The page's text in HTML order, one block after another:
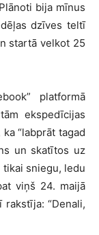
bija mīnus
dzīves teltī
startā velkot 25
platformā
ekspedīcijas
“labprāt tagad
un skatītos uz
tikai sniegu, ledu
viņš 24. maijā
“Denali,